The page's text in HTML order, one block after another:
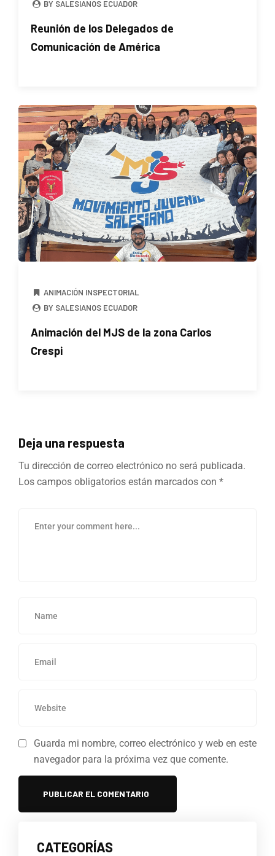
BY SALESIANOS ECUADOR
Reunión de los Delegados de
Comunicación de América
ANIMACIÓN INSPECTORIAL
BY SALESIANOS ECUADOR
Animación del MJS de la zona Carlos
Crespi
Deja una respuesta
Tu dirección de correo electrónico no será publicada.
Los campos obligatorios están marcados con *
Guarda mi nombre, correo electrónico y web en este
navegador para la próxima vez que comente.
CATEGORÍAS